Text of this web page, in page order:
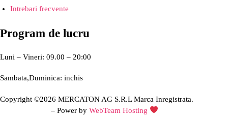
Intrebari frecvente
Program de lucru
Luni – Vineri: 09.00 – 20:00
Sambata,Duminica: inchis
Copyright ©2026 MERCATON AG S.R.L Marca Inregistrata.
– Power by WebTeam Hosting